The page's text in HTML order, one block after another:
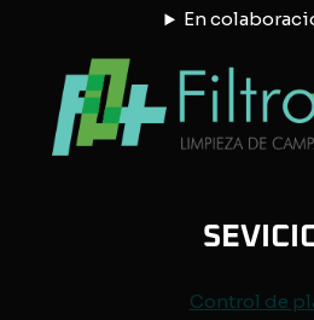
En
Control de